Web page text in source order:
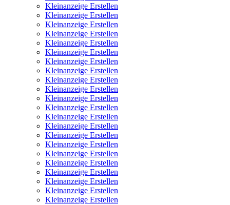
Kleinanzeige Erstellen
Kleinanzeige Erstellen
Kleinanzeige Erstellen
Kleinanzeige Erstellen
Kleinanzeige Erstellen
Kleinanzeige Erstellen
Kleinanzeige Erstellen
Kleinanzeige Erstellen
Kleinanzeige Erstellen
Kleinanzeige Erstellen
Kleinanzeige Erstellen
Kleinanzeige Erstellen
Kleinanzeige Erstellen
Kleinanzeige Erstellen
Kleinanzeige Erstellen
Kleinanzeige Erstellen
Kleinanzeige Erstellen
Kleinanzeige Erstellen
Kleinanzeige Erstellen
Kleinanzeige Erstellen
Kleinanzeige Erstellen
Kleinanzeige Erstellen